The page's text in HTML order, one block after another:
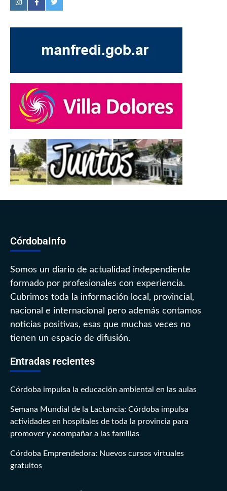
CórdobaInfo
Somos un diario de actualidad independiente
formado por profesionales con experiencia.
Cubrimos toda la información local, provincial,
nacional e internacional pero además contamos
noticias positivas, esas que muchas veces no
tienen un espacio de difusión.
Entradas recientes
Córdoba impulsa la educación ambiental en las aulas
Semana Mundial de la Lactancia: Córdoba impulsa
actividades en hospitales de toda la provincia para
promover y acompañar a las familias
Córdoba Emprendedora: Nuevos cursos virtuales
gratuitos